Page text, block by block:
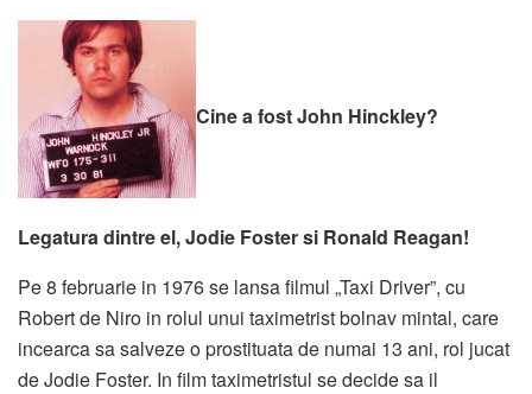
Cine a fost John Hinckley?
Legatura dintre el, Jodie Foster si Ronald Reagan!
Pe 8 februarie in 1976 se lansa filmul „Taxi Driver”, cu
Robert de Niro in rolul unui taximetrist bolnav mintal, care
incearca sa salveze o prostituata de numai 13 ani, rol jucat
de Jodie Foster. In film taximetristul se decide sa il